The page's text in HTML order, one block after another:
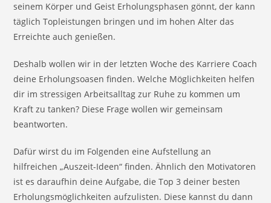
seinem Körper und Geist Erholungsphasen gönnt, der kann
täglich Topleistungen bringen und im hohen Alter das
Erreichte auch genießen.
Deshalb wollen wir in der letzten Woche des Karriere Coach
deine Erholungsoasen finden. Welche Möglichkeiten helfen
dir im stressigen Arbeitsalltag zur Ruhe zu kommen um
Kraft zu tanken? Diese Frage wollen wir gemeinsam
beantworten.
Dafür wirst du im Folgenden eine Aufstellung an
hilfreichen „Auszeit-Ideen“ finden. Ähnlich den Motivatoren
ist es daraufhin deine Aufgabe, die Top 3 deiner besten
Erholungsmöglichkeiten aufzulisten. Diese kannst du dann